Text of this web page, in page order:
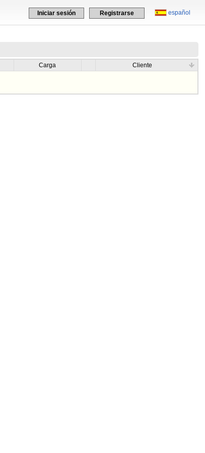
español
Iniciar sesión Registrarse
Carga
Cliente